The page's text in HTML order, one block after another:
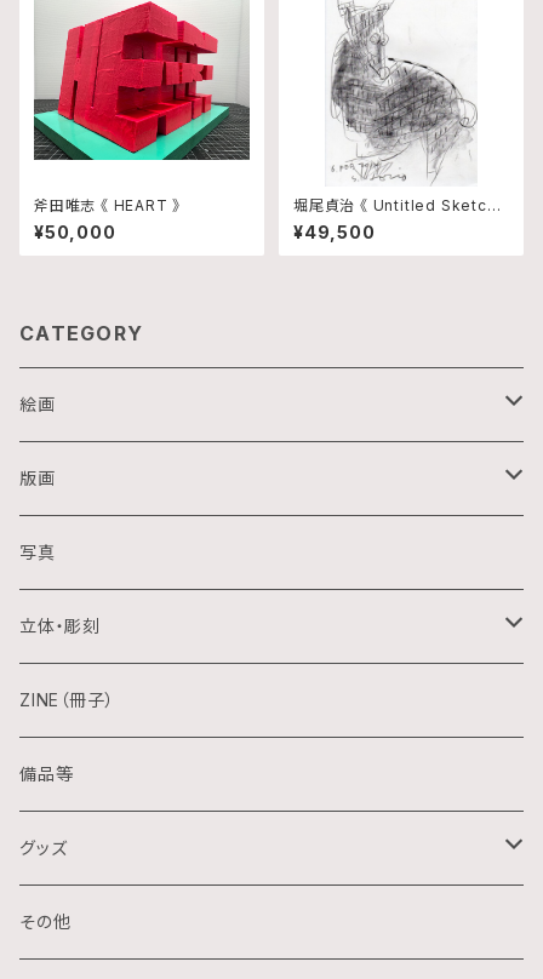
斧田唯志 《 HEART 》
¥50,000
堀尾貞治 《 Untitled Sketch
5 》
¥49,500
CATEGORY
絵画
油画
アクリル画
日本画
水彩画
クレパス画
水墨画
スプレー画
版画
銅版画
木版画
シルクスクリーン
リトグラフ
デジタル
ステンシル
写真
立体・彫刻
陶芸
金属
石
木
ZINE（冊子）
備品等
グッズ
ポストカード
その他